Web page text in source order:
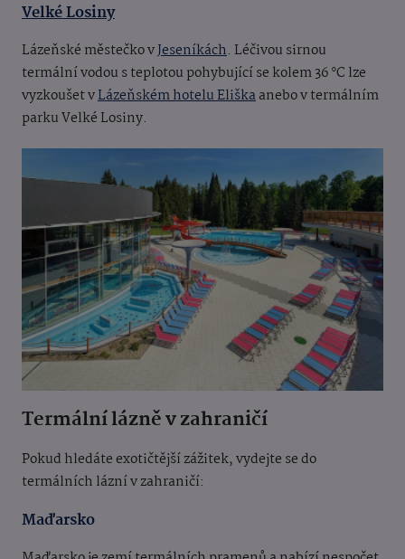
Velké Losiny
Lázeňské městečko vJeseníkách. Léčivou sirnou
termální vodou s teplotou pohybující se kolem 36 °C lze
vyzkoušet vLázeňském hotelu Eliškaanebo v termálním
parku Velké Losiny.
Termální lázně v zahraničí
Pokud hledáte exotičtější zážitek, vydejte se do
termálních lázní v zahraničí:
Maďarsko